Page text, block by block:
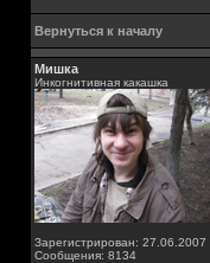
Вернуться к началу
Мишка
Инкогнитивная какашка
Зарегистрирован: 27.06.2007
Сообщения: 8134